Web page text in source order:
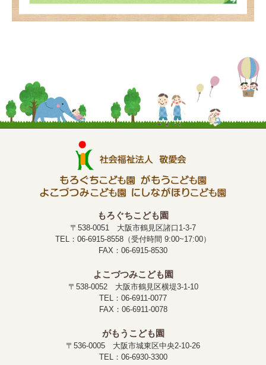
もろぐちこども園
〒538-0051 大阪市鶴見区諸口1-3-7
TEL：06-6915-8558（受付時間 9:00~17:00）
FAX：06-6915-8530
よこづつみこども園
〒538-0052 大阪市鶴見区横堤3-1-10
TEL：06-6911-0077
FAX：06-6911-0078
がもうこども園
〒536-0005 大阪市城東区中央2-10-26
TEL：06-6930-3300